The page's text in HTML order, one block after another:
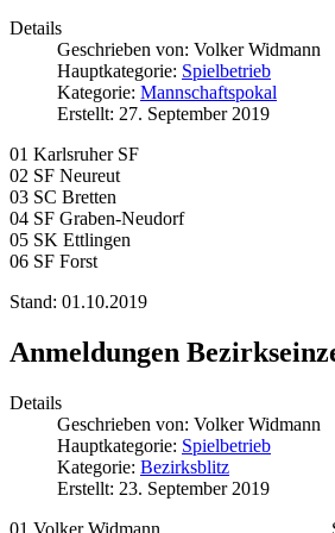
Details
Geschrieben von: Volker Widmann
Hauptkategorie: Spielbetrieb
Kategorie: Mannschaftspokal
Erstellt: 27. September 2019
01 Karlsruher SF
02 SF Neureut
03 SC Bretten
04 SF Graben-Neudorf
05 SK Ettlingen
06 SF Forst
Stand: 01.10.2019
Anmeldungen
Details
Geschrieben von: Volker Widmann
Hauptkategorie: Spielbetrieb
Kategorie: Bezirksblitz
Erstellt: 23. September 2019